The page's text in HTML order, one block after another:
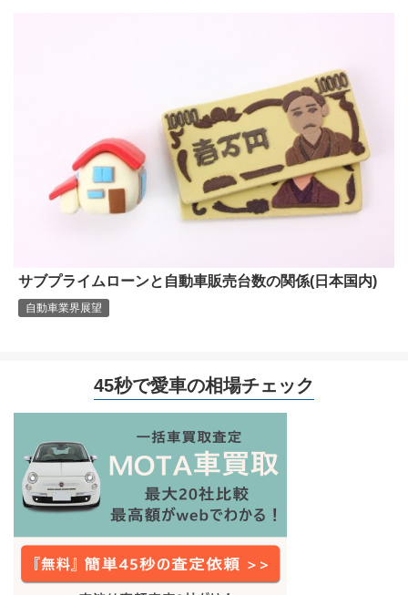
サブプライムローンと自動車販売台数の関係(日本国内)
自動車業界展望
45秒で愛車の相場チェック